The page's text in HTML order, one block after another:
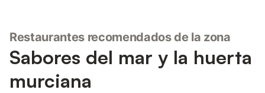
Restaurantes recomendados de la zona
Sabores del mar y la huerta
murciana